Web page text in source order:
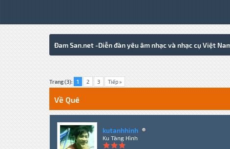
Đam San.net -Diễn đàn yêu âm nhạc và nhạc cụ Việt
Trang (3): 1 2 3 Tiếp »
2 Votes - 3 Average
1
2
3
4
5
Về Quê
kutanhhinh
Ku Tàng Hình